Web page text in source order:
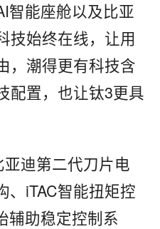
智能座舱以及比亚
技始终在线，让用
，潮得更有科技含
配置，也让钛3更具
亚迪第二代刀片电
、iTAC智能扭矩控
辅助稳定控制系